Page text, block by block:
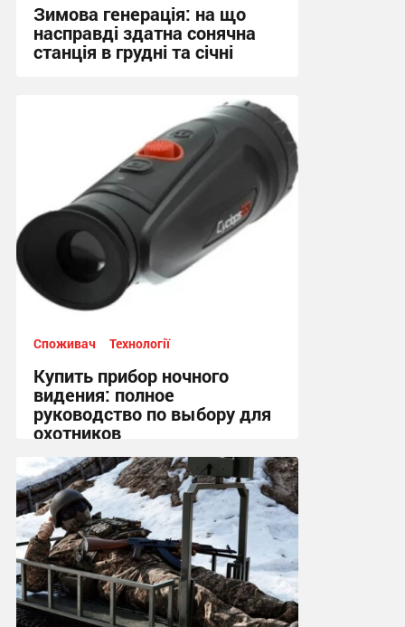
Зимова генерація: на що
насправді здатна сонячна
станція в грудні та січні
Споживач Технології
Купить прибор ночного
видения: полное
руководство по выбору для
охотников
15:52, 29.03.2026